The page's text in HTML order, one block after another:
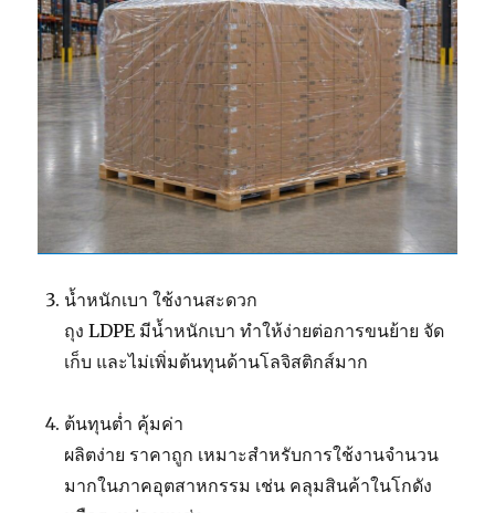
น้ำหนักเบา ใช้งานสะดวก
ถุง LDPE มีน้ำหนักเบา ทำให้ง่ายต่อการขนย้าย จัด
เก็บ และไม่เพิ่มต้นทุนด้านโลจิสติกส์มาก
ต้นทุนต่ำ คุ้มค่า
ผลิตง่าย ราคาถูก เหมาะสำหรับการใช้งานจำนวน
มากในภาคอุตสาหกรรม เช่น คลุมสินค้าในโกดัง